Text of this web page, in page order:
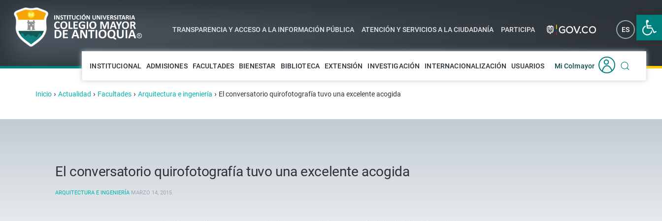
Abrir
TRANSPARENCIA Y ACCESO A LA INFORMACIÓN PÚBLICA ATENCIÓN Y SERVICIOS A LA CIUDADANÍA PARTICIPA ES EN
INSTITUCIONAL ADMISIONES FACULTADES BIENESTAR BIBLIOTECA EXTENSIÓN INVESTIGACIÓN INTERNACIONALIZACIÓN USUARIOS Mi Colmayor
Inicio › Actualidad › Facultades › Arquitectura e ingeniería › El conversatorio quirofotografía tuvo una excelente acogida
El conversatorio quirofotografía tuvo una excelente acogida
ARQUITECTURA E INGENIERÍA MARZO 14, 2015.